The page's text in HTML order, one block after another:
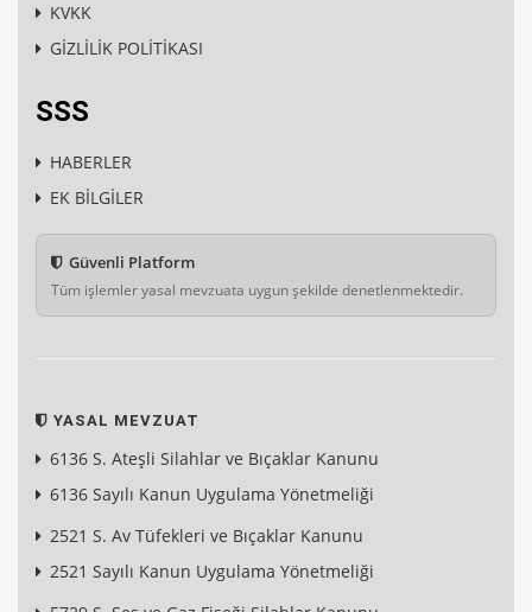
KVKK
GİZLİLİK POLİTİKASI
SSS
HABERLER
EK BİLGİLER
Güvenli Platform
Tüm işlemler yasal mevzuata uygun şekilde denetlenmektedir.
YASAL MEVZUAT
6136 S. Ateşli Silahlar ve Bıçaklar Kanunu
6136 Sayılı Kanun Uygulama Yönetmeliği
2521 S. Av Tüfekleri ve Bıçaklar Kanunu
2521 Sayılı Kanun Uygulama Yönetmeliği